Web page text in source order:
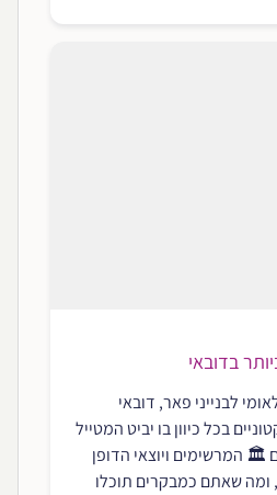
בדובאי
לבנייני פאר, דובאי
בכל כיוון בו יביט המטייל
המרשימים ויוצאי הדופן
ומה שאתם כמבקרים תוכלו